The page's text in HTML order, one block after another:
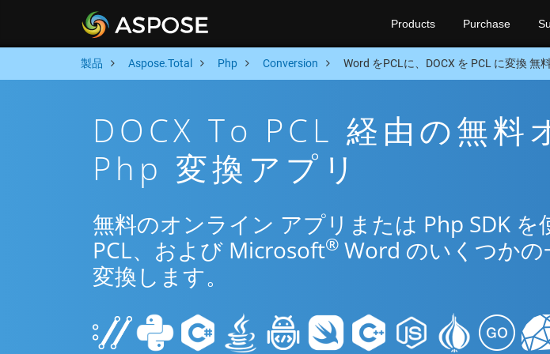
Products Purchase
製品 Aspose.Total Php Conversion Word をPCLに、DOCX を PCL に変換 無
DOCX To PCL 経由の無料
Php 変換アプリ
無料のオンライン アプリまたは Php SDK を
PCL、および Microsoft® Word のいくつか
変換します。